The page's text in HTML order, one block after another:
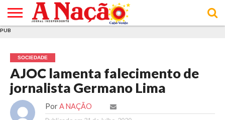
E DE
COOKIES
DE
UTILIZAÇÃO
PUB
SOCIEDADE
AJOC lamenta falecimento de
jornalista Germano Lima
Por A NAÇÃO